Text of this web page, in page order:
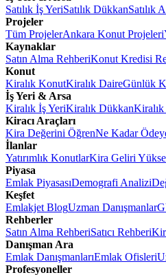
Satılık İş YeriSatılık DükkanSatılık
Projeler
Tüm ProjelerAnkara Konut Projeleri
Kaynaklar
Satın Alma RehberiKonut Kredisi
Konut
Kiralık KonutKiralık DaireGünlük
İş Yeri & Arsa
Kiralık İş YeriKiralık DükkanKiralık
Kiracı Araçları
Kira Değerini ÖğrenNe Kadar
İlanlar
Yatırımlık KonutlarKira Geliri
Piyasa
Emlak PiyasasıDemografi Analizi
Keşfet
Emlakjet BlogUzman Danışmanlar
Rehberler
Satın Alma RehberiSatıcı Rehberi
Danışman Ara
Emlak DanışmanlarıEmlak Ofisleri
Profesyoneller